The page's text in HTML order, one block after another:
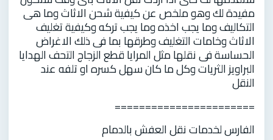
مفيدة لك وهو ملخص عن كيفية شحن الاثاث وما هى
التكاليف وما يجب اخذه وما يجب تركه وكيفية تغليف
الاثاث وخامات التغليف وطرقها بما فى ذلك الاغراض
الحساسة فى نقلها مثل المرايا قطع الزجاج التحف الهدايا
البراويز الثريات وكل ما كان سهل كسره او تلفه عند
النقل
=======================
الفارس لخدمات نقل العفش بالدمام